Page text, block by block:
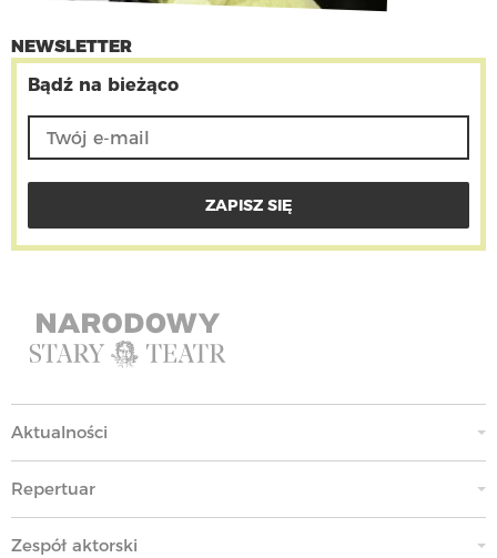
NEWSLETTER
Bądź na bieżąco
Aktualności
Repertuar
Zespół aktorski